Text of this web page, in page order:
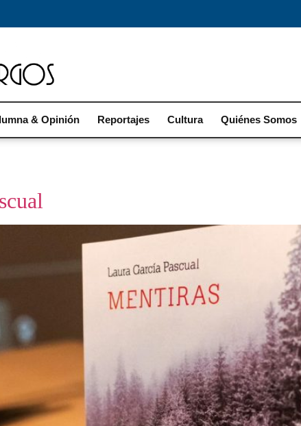
& Opinión Reportajes Cultura Quiénes Somos